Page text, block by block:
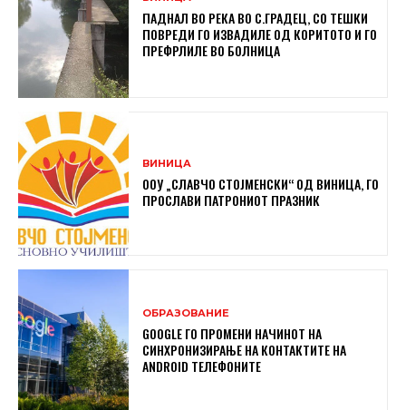
ПАДНАЛ ВО РЕКА ВО С.ГРАДЕЦ, СО ТЕШКИ
ПОВРЕДИ ГО ИЗВАДИЛЕ ОД КОРИТОТО И ГО
ПРЕФРЛИЛЕ ВО БОЛНИЦА
ВИНИЦА
ООУ „СЛАВЧО СТОЈМЕНСКИ“ ОД ВИНИЦА, ГО
ПРОСЛАВИ ПАТРОНИОТ ПРАЗНИК
ОБРАЗОВАНИЕ
GOOGLE ГО ПРОМЕНИ НАЧИНОТ НА
СИНХРОНИЗИРАЊЕ НА КОНТАКТИТЕ НА
ANDROID ТЕЛЕФОНИТЕ